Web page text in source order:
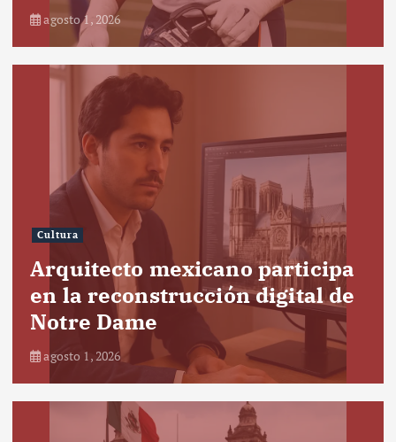
agosto 1, 2026
Cultura
Arquitecto mexicano participa
en la reconstrucción digital de
Notre Dame
agosto 1, 2026